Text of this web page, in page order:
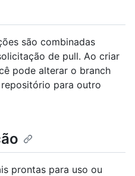
são combinadas
de pull. Ao criar
pode alterar o branch
para outro
prontas para uso ou